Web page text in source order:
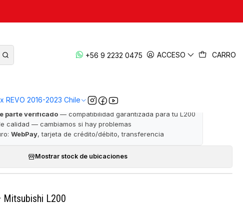
+56 9 2232 0475 ACCESO CARRO
REVO 2016-2023 Chile
A/C 2006-2015 — L200 KB4
parte verificado— compatibilidad garantizada para tu L200
calidad — cambiamos si hay problemas
WebPay, tarjeta de crédito/débito, transferencia
Mostrar stock de ubicaciones
Mitsubishi L200